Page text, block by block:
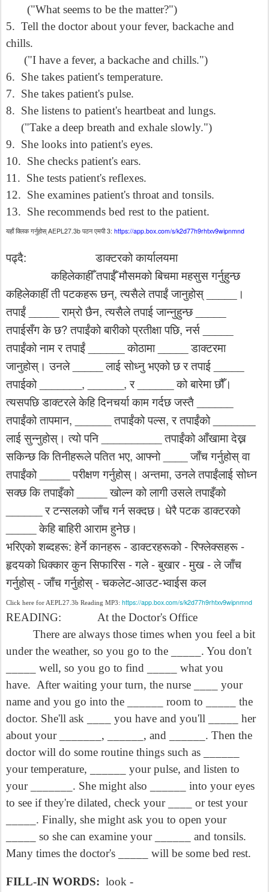
("What seems to be the matter?")
5. Tell the doctor about your fever, backache and
chills.
("I have a fever, a backache and chills.")
6. She takes patient's temperature.
7. She takes patient's pulse.
8. She listens to patient's heartbeat and lungs.
("Take a deep breath and exhale slowly.")
9. She looks into patient's eyes.
10. She checks patient's ears.
11. She tests patient's reflexes.
12. She examines patient's throat and tonsils.
13. She recommends bed rest to the patient.
यहाँ क्लिक गर्नुहोस्AEPL27.3b पठन एमपी3: https://app.box.com/s/k2d77h9rhtxv9wipnmnd
पढ्दै: डाक्टरको कार्यालयमा
कहिलेकाहीँ तपाईँ मौसमको बिचमा महसुस गर्नुहुन्छ
कहिलेकाहीं ती पटकहरू छन्,त्यसैले तपाईं जानुहोस्
।
तपाईं_____राम्रो छैन,त्यसैले तपाई जान्नुहुन्छ_____
तपाईसँग के छ?तपाईंको बारीको प्रतीक्षा पछि,नर्स
तपाईंको नाम र तपाईं______कोठामा_____डाक्टरमा
जानुहोस्। उनले_____लाई सोध्नु भएको छ र तपाई
तपाईको_______, ______,र______को बारेमा छौँ।
त्यसपछि डाक्टरले केहि दिनचर्या काम गर्दछ जस्तै
तपाईंको तापमान, ______तपाईंको पल्स,र तपाईंको_______
लाई सुन्नुहोस्। त्यो पनि __________तपाईंको आँखामा देख्न
सकिन्छ कि तिनीहरूले पतित भए, आफ्नो____जाँच गर्नुहोस् वा
तपाईंको_____परीक्षण गर्नुहोस्। अन्तमा,उनले तपाईंलाई सोध्न
सक्छ कि तपाइँको_____खोल्न को लागी उसले तपाइँको
______र टन्सलको जाँच गर्न सक्दछ। धेरै पटक डाक्टरको
_____केहि बाहिरी आराम हुनेछ।
भरिएको शब्दहरू:हेर्ने कानहरू -डाक्टरहरूको-रिफ्लेक्सहरू -
हृदयको धिक्कार कुन सिफारिस -गले-बुखार-मुख -ले जाँच
गर्नुहोस् -जाँच गर्नुहोस् -चकलेट-आउट-भ्वाईस कल
Click here for AEPL27.3b Reading MP3: https://app.box.com/s/k2d77h9rhtxv9wipnmnd
READING:
At the Doctor's Office
There are always those times when you feel a bit
under the weather, so you go to the _____. You don't
_____ well, so you go to find _____ what you
have. After waiting your turn, the nurse ____ your
name and you go into the ______ room to _____ the
doctor. She'll ask ____ you have and you'll _____ her
about your _______, ______, and ______. Then the
doctor will do some routine things such as ______
your temperature, ______ your pulse, and listen to
your _______. She might also ______ into your eyes
to see if they're dilated, check your ____ or test your
_____. Finally, she might ask you to open your
_____ so she can examine your ______ and tonsils.
Many times the doctor's _____ will be some bed rest.
FILL-IN WORDS: look -